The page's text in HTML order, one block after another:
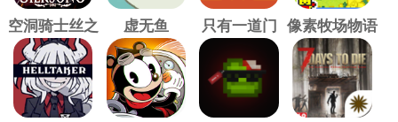
空洞骑士丝之
歌
虚无鱼 只有一道门 像素牧场物语